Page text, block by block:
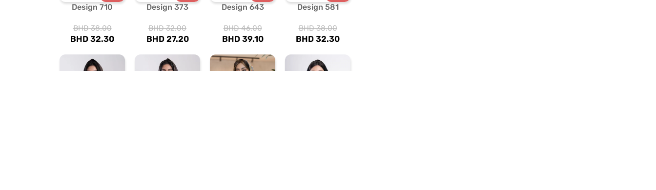
Design 581
BHD38.00
BHD 32.30
Design 643
BHD46.00
BHD39.10
Design 373
BHD32.00
BHD27.20
Design 710
BHD38.00
BHD 32.30